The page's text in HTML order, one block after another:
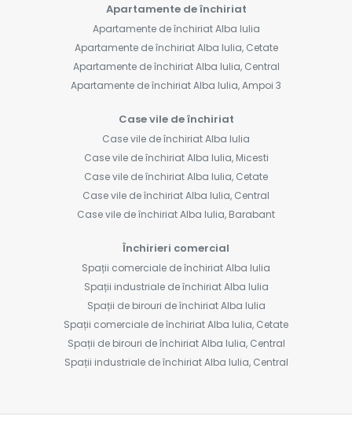
Apartamente de închiriat
Apartamente de închiriat Alba Iulia
Apartamente de închiriat Alba Iulia, Cetate
Apartamente de închiriat Alba Iulia, Central
Apartamente de închiriat Alba Iulia, Ampoi 3
Case vile de închiriat
Case vile de închiriat Alba Iulia
Case vile de închiriat Alba Iulia, Micesti
Case vile de închiriat Alba Iulia, Cetate
Case vile de închiriat Alba Iulia, Central
Case vile de închiriat Alba Iulia, Barabant
Închirieri comercial
Spații comerciale de închiriat Alba Iulia
Spații industriale de închiriat Alba Iulia
Spații de birouri de închiriat Alba Iulia
Spații comerciale de închiriat Alba Iulia, Cetate
Spații de birouri de închiriat Alba Iulia, Central
Spații industriale de închiriat Alba Iulia, Central